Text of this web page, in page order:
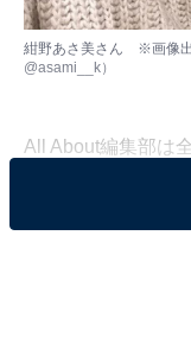
紺野あさ美さん ※画像出
@asami__k）
All About編集部は
アナウンサー」に
た。この記事では